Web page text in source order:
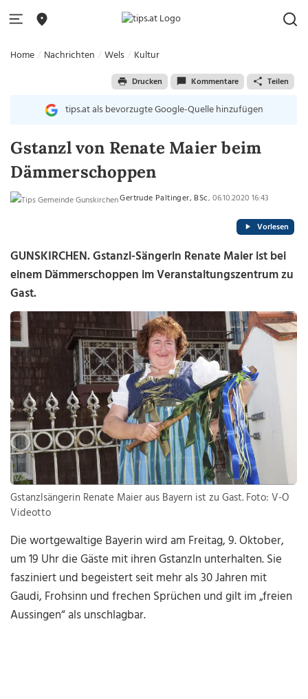
Home Nachrichten Wels Kultur
Drucken Kommentare Teilen
tips.at als bevorzugte Google-Quelle hinzufügen
Gstanzl von Renate Maier beim
Dämmerschoppen
Gertrude Paltinger, BSc, 06.10.2020 16:43
Vorlesen
GUNSKIRCHEN. Gstanzl-Sängerin Renate Maier ist bei
einem Dämmerschoppen im Veranstaltungszentrum zu
Gast.
Gstanzlsängerin Renate Maier aus Bayern ist zu Gast. Foto: V-O
Videotto
Die wortgewaltige Bayerin wird am Freitag, 9. Oktober,
um 19 Uhr die Gäste mit ihren Gstanzln unterhalten. Sie
fasziniert und begeistert seit mehr als 30 Jahren mit
Gaudi, Frohsinn und frechen Sprüchen und gilt im „freien
Aussingen“ als unschlagbar.